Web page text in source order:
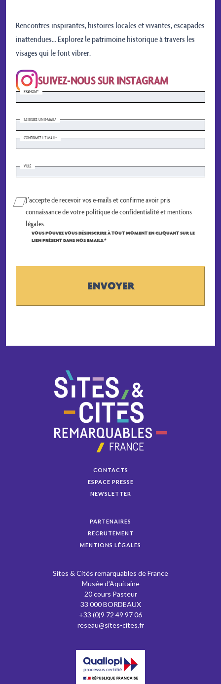
Rencontres inspirantes, histoires locales et vivantes, escapades
inattendues… Explorez le patrimoine historique à travers les
visages qui le font vibrer.
SUIVEZ-NOUS SUR INSTAGRAM
PRÉNOM(NÉCESSAIRE)
PRÉNOM*
SAISISSEZ
MAIL(NÉCESSAIRE)
SAISISSEZ UN E-MAIL*
CONFIRMEZ L’E-MAIL*
ADRESSE
VILLE
Case
cocher(Nécessaire)
J’accepte de recevoir vos e-mails et confirme avoir pris
connaissance de votre politique de confidentialité et mentions
légales.
VOUS POUVEZ VOUS DÉSINSCRIRE À TOUT MOMENT EN CLIQUANT SUR LE
LIEN PRÉSENT DANS NOS EMAILS.*
CONTACTS
ESPACE PRESSE
NEWSLETTER
PARTENAIRES
RECRUTEMENT
MENTIONS LÉGALES
Sites & Cités remarquables de France
Musée d’Aquitaine
20 cours Pasteur
33 000 BORDEAUX
+33 (0)9 72 49 97 06
reseau@sites-cites.fr